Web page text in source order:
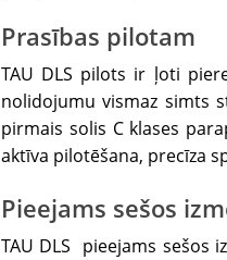
Prasības pilotam
TAU DLS pilots ir ļoti
nolidojumu vismaz simts
pirmais solis C klases
aktīva pilotēšana, precīza
Pieejams sešos
TAU DLS pieejams sešos